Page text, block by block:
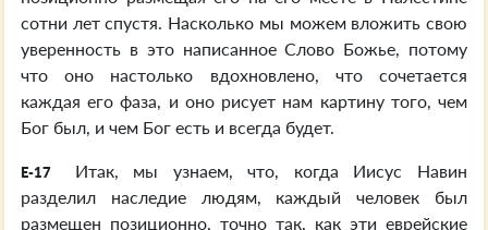
сотни лет спустя. Насколько мы можем вложить свою
уверенность в это написанное Слово Божье, потому
что оно настолько вдохновлено, что сочетается
каждая его фаза, и оно рисует нам картину того, чем
Бог был, и чем Бог есть и всегда будет.
E-17
Итак, мы узнаем, что, когда Иисус Навин
разделил наследие людям, каждый человек был
размещен позиционно, точно так, как эти еврейские